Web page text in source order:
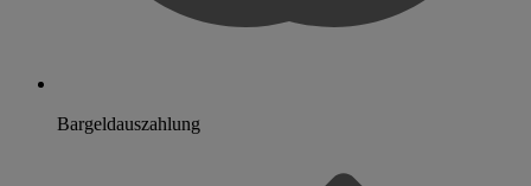
Bargeldauszahlung